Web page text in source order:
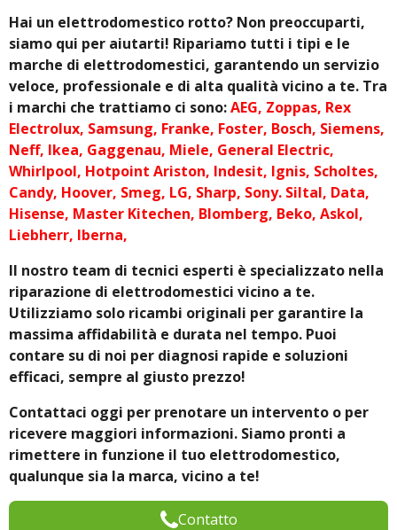
Hai un elettrodomestico rotto? Non preoccuparti,
siamo qui per aiutarti! Ripariamo tutti i tipi e le
marche di elettrodomestici, garantendo un servizio
veloce, professionale e di alta qualità vicino a te. Tra
i marchi che trattiamo ci sono:AEG, Zoppas, Rex
Electrolux, Samsung, Franke, Foster, Bosch, Siemens,
Neff, Ikea, Gaggenau, Miele, General Electric,
Whirlpool, Hotpoint Ariston, Indesit, Ignis, Scholtes,
Candy, Hoover, Smeg, LG, Sharp, Sony. Siltal, Data,
Hisense, Master Kitechen, Blomberg, Beko, Askol,
Liebherr, Iberna,
Il nostro team di tecnici esperti è specializzato nella
riparazione di elettrodomestici vicino a te.
Utilizziamo solo ricambi originali per garantire la
massima affidabilità e durata nel tempo. Puoi
contare su di noi per diagnosi rapide e soluzioni
efficaci, sempre al giusto prezzo!
Contattaci oggi per prenotare un intervento o per
ricevere maggiori informazioni. Siamo pronti a
rimettere in funzione il tuo elettrodomestico,
qualunque sia la marca, vicino a te!
Contatto